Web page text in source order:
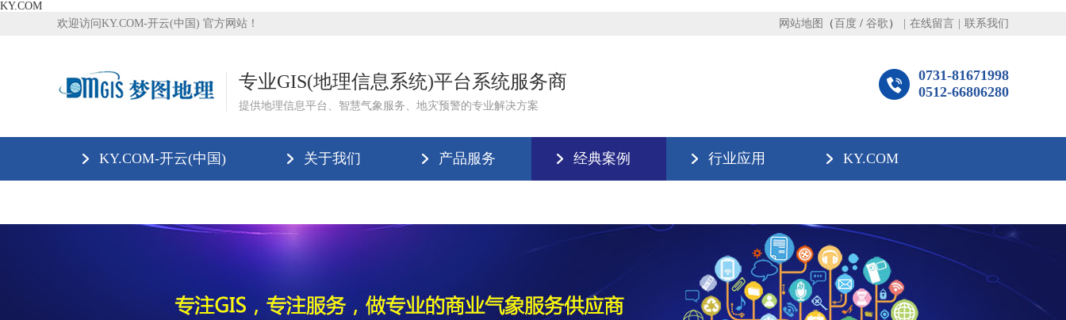
KY.COM
欢迎访问KY.COM-开云(中国) 官方网站！
网站地图 （ 百度 / 谷歌 ） 在线留言 联系我们
专业GIS(地理信息系统)平台系统服务商
提供地理信息平台、智慧气象服务、地灾预警的专业解决方案
0731-81671998
0512-66806280
KY.COM-开云(中国) 关于我们 产品服务 经典案例 行业应用 KY.COM